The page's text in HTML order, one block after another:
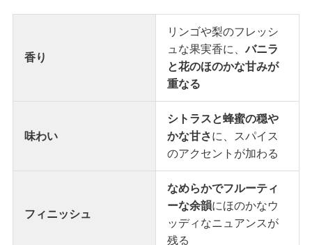
香り
リンゴや梨のフレッシ
ュな果実香に、バニラ
と花のほのかな甘みが
重なる
味わい
シトラスと蜂蜜の穏や
かな甘さに、スパイス
のアクセントが加わる
フィニッシュ
なめらかでフルーティ
ーな余韻にほのかなウ
ッディなニュアンスが
残る